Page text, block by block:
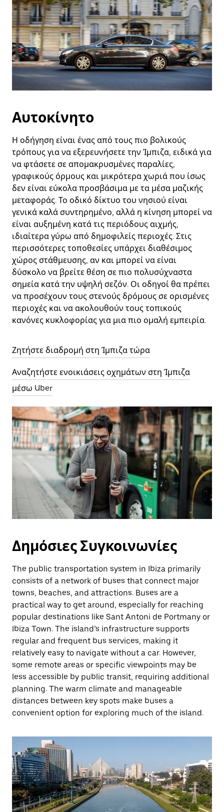
Αυτοκίνητο
Η οδήγηση είναι ένας από τους πιο βολικούς
τρόπους για να εξερευνήσετε την Ίμπιζα, ειδικά για
να φτάσετε σε απομακρυσμένες παραλίες,
γραφικούς όρμους και μικρότερα χωριά που ίσως
δεν είναι εύκολα προσβάσιμα με τα μέσα μαζικής
μεταφοράς. Το οδικό δίκτυο του νησιού είναι
γενικά καλά συντηρημένο, αλλά η κίνηση μπορεί να
είναι αυξημένη κατά τις περιόδους αιχμής,
ιδιαίτερα γύρω από δημοφιλείς περιοχές. Στις
περισσότερες τοποθεσίες υπάρχει διαθέσιμος
χώρος στάθμευσης, αν και μπορεί να είναι
δύσκολο να βρείτε θέση σε πιο πολυσύχναστα
σημεία κατά την υψηλή σεζόν. Οι οδηγοί θα πρέπει
να προσέχουν τους στενούς δρόμους σε ορισμένες
περιοχές και να ακολουθούν τους τοπικούς
κανόνες κυκλοφορίας για μια πιο ομαλή εμπειρία.
Ζητήστε διαδρομή στη Ίμπιζα τώρα
Αναζητήστε ενοικιάσεις οχημάτων στη Ίμπιζα
μέσω Uber
Δημόσιες Συγκοινωνίες
The public transportation system in Ibiza primarily
consists of a network of buses that connect major
towns, beaches, and attractions. Buses are a
practical way to get around, especially for reaching
popular destinations like Sant Antoni de Portmany or
Ibiza Town. The island’s infrastructure supports
regular and frequent bus services, making it
relatively easy to navigate without a car. However,
some remote areas or specific viewpoints may be
less accessible by public transit, requiring additional
planning. The warm climate and manageable
distances between key spots make buses a
convenient option for exploring much of the island.